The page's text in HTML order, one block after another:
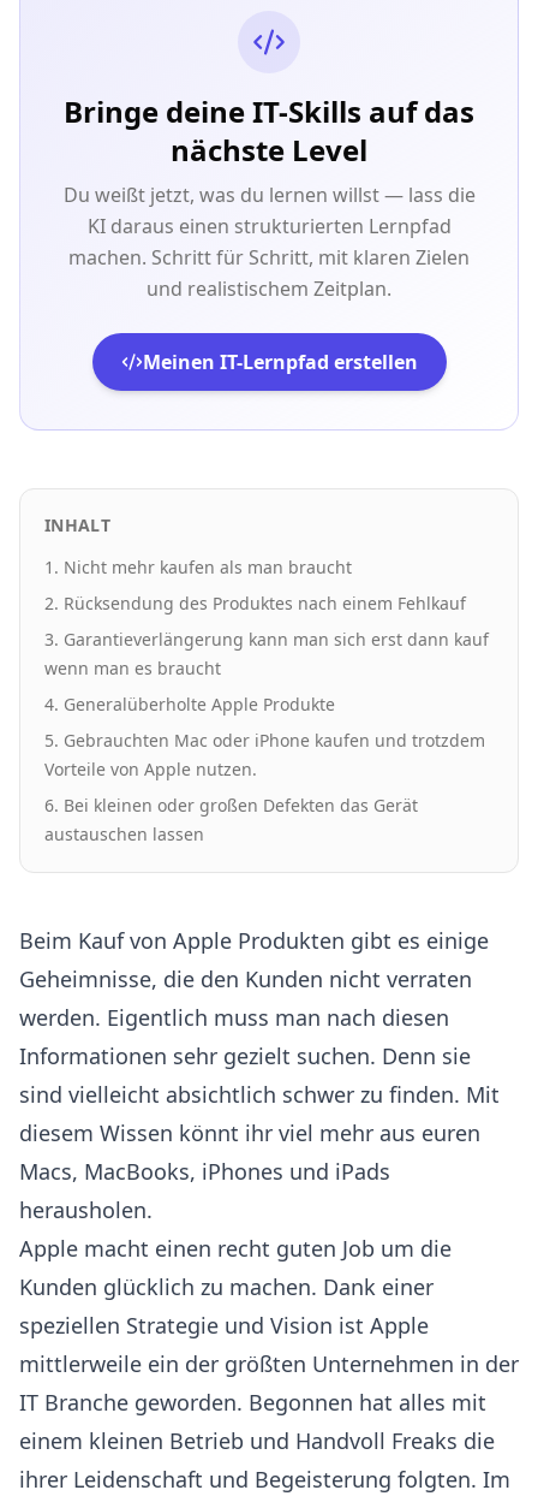
Bringe deine IT-Skills auf das
nächste Level
Du weißt jetzt, was du lernen willst — lass die
KI daraus einen strukturierten Lernpfad
machen. Schritt für Schritt, mit klaren Zielen
und realistischem Zeitplan.
Meinen IT-Lernpfad erstellen
INHALT
1. Nicht mehr kaufen als man braucht
2. Rücksendung des Produktes nach einem Fehlkauf
3. Garantieverlängerung kann man sich erst dann kauf
wenn man es braucht
4. Generalüberholte Apple Produkte
5. Gebrauchten Mac oder iPhone kaufen und trotzdem
Vorteile von Apple nutzen.
6. Bei kleinen oder großen Defekten das Gerät
austauschen lassen
Beim Kauf von Apple Produkten gibt es einige
Geheimnisse, die den Kunden nicht verraten
werden. Eigentlich muss man nach diesen
Informationen sehr gezielt suchen. Denn sie
sind vielleicht absichtlich schwer zu finden. Mit
diesem Wissen könnt ihr viel mehr aus euren
Macs, MacBooks, iPhones und iPads
herausholen.
Apple macht einen recht guten Job um die
Kunden glücklich zu machen. Dank einer
speziellen Strategie und Vision ist Apple
mittlerweile ein der größten Unternehmen in der
IT Branche geworden. Begonnen hat alles mit
einem kleinen Betrieb und Handvoll Freaks die
ihrer Leidenschaft und Begeisterung folgten. Im